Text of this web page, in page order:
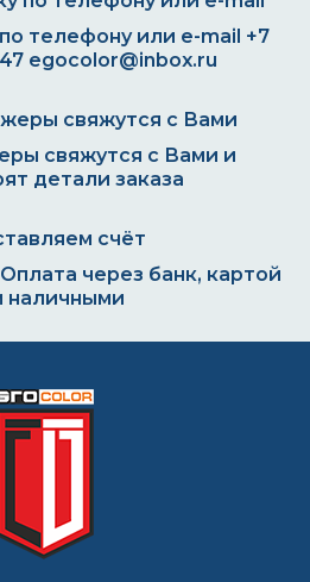
телефону или e-mail +7
egocolor@inbox.ru
свяжутся с Вами и
детали заказа
через банк, картой
наличными
транспортной
ОТВЕТ